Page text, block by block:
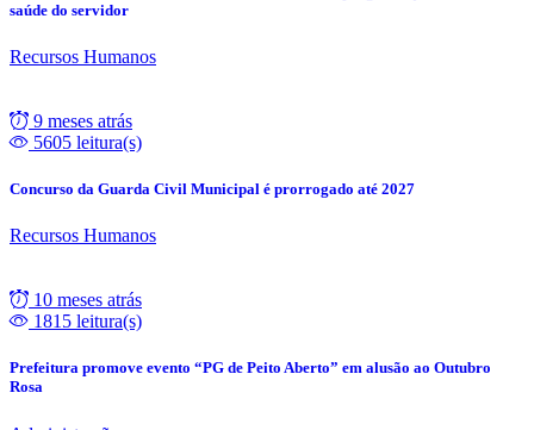
saúde do servidor
Recursos Humanos
9 meses atrás
5605 leitura(s)
Concurso da Guarda Civil Municipal é prorrogado até 2027
Recursos Humanos
10 meses atrás
1815 leitura(s)
Prefeitura promove evento “PG de Peito Aberto” em alusão ao Outubro
Rosa